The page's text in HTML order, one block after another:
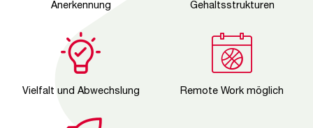
Anerkennung
Gehaltsstrukturen
Vielfalt und Abwechslung Remote Work möglich